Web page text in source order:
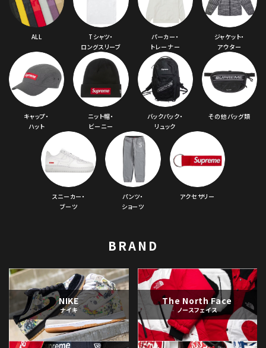
ALL
Tシャツ・
ロングスリーブ
パーカー・
トレーナー
ジャケット・
アウター
キャップ・
ハット
ニット帽・
ビーニー
バックパック・
リュック
その他バッグ類
スニーカー・
ブーツ
パンツ・
ショーツ
アクセサリー
BRAND
NIKE
ナイキ
The North Face
ノースフェイス